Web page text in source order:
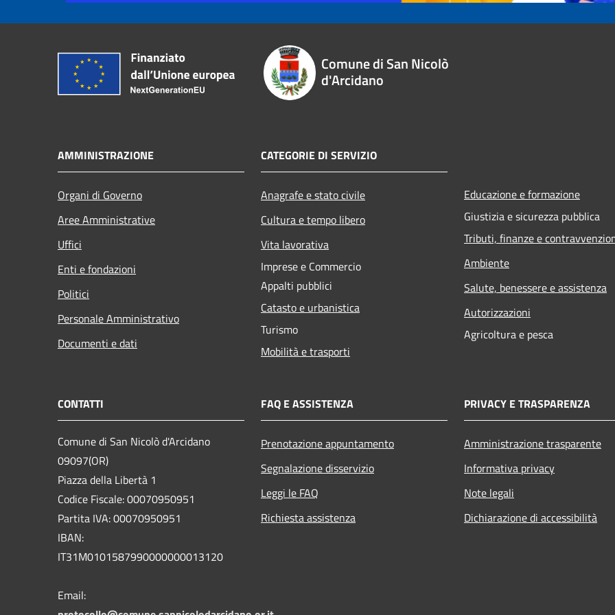
Comune di San Nicolò
d'Arcidano
AMMINISTRAZIONE
Organi di Governo
Aree Amministrative
Uffici
Enti e fondazioni
Politici
Personale Amministrativo
Documenti e dati
CATEGORIE DI SERVIZIO
Anagrafe e stato civile
Cultura e tempo libero
Vita lavorativa
Imprese e Commercio
Appalti pubblici
Catasto e urbanistica
Turismo
Mobilità e trasporti
Educazione e formazione
Giustizia e sicurezza pubblica
Tributi, finanze e
Ambiente
Salute, benessere e assistenza
Autorizzazioni
Agricoltura e pesca
CONTATTI
Comune di San Nicolò d'Arcidano
09097(OR)
Piazza della Libertà 1
Codice Fiscale: 00070950951
Partita IVA: 00070950951
IBAN:
IT31M0101587990000000013120
Email:
FAQ E ASSISTENZA
Prenotazione appuntamento
Segnalazione disservizio
Leggi le FAQ
Richiesta assistenza
PRIVACY E TRASPARENZA
Amministrazione trasparente
Informativa privacy
Note legali
Dichiarazione di accessibilità